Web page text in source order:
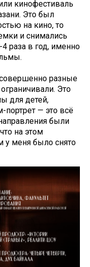
кинофестиваль
Это был
на кино, то
и снимались
раза в год, именно
разные
Это
для детей,
— это всё
были
на этом
у меня было снято